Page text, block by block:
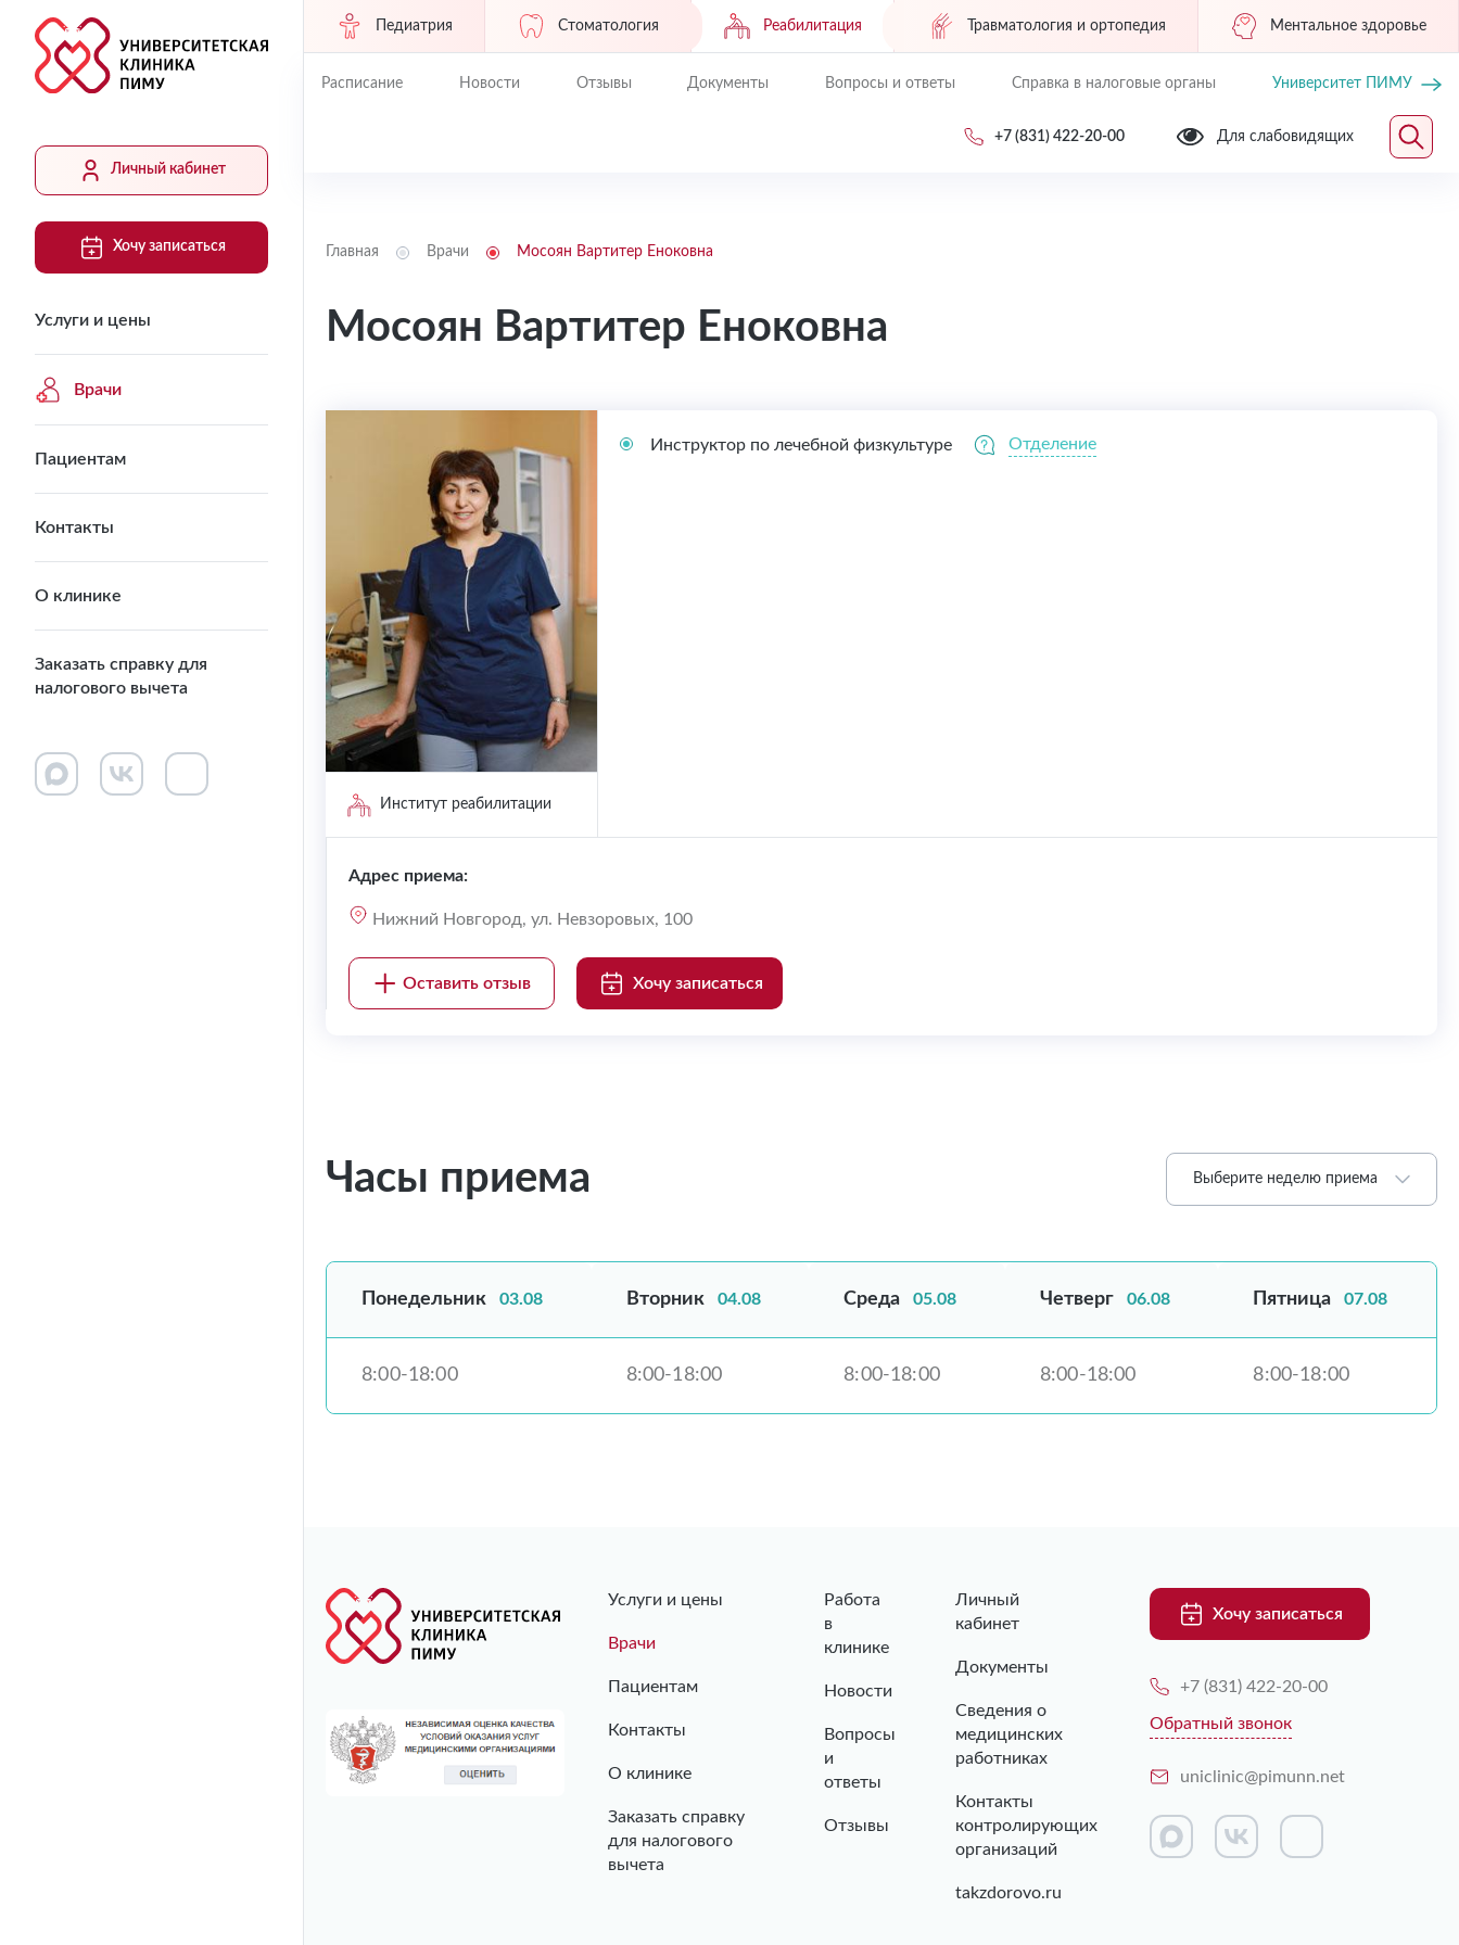
Личный кабинет
Хочу записаться
Услуги и цены
Врачи
Пациентам
Контакты
О клинике
Заказать справку для
налогового вычета
Педиатрия Стоматология Реабилитация Травматология и ортопедия Ментальное здоровье
Расписание Новости Отзывы Документы Вопросы и ответы Справка в налоговые органы Университет ПИМУ
+7 (831) 422-20-00 Для слабовидящих
Главная Врачи Мосоян Вартитер Еноковна
Мосоян Вартитер Еноковна
Институт реабилитации
Инструктор по лечебной физкультуре Отделение
Адрес приема:
Нижний Новгород, ул. Невзоровых, 100
Оставить отзыв Хочу записаться
Часы приема Выберите неделю приема
Понедельник 03.08
8:00-18:00
Вторник 04.08
8:00-18:00
Среда 05.08
8:00-18:00
Четверг 06.08
8:00-18:00
Пятница 07.08
8:00-18:00
Услуги и цены
Врачи
Пациентам
Контакты
О клинике
Заказать справку
для налогового
вычета
Работа
в
клинике
Новости
Вопросы
и
ответы
Отзывы
Личный
кабинет
Документы
Сведения о
медицинских
работниках
Контакты
контролирующих
организаций
takzdorovo.ru
Хочу записаться
+7 (831) 422-20-00
Обратный звонок
uniclinic@pimunn.net